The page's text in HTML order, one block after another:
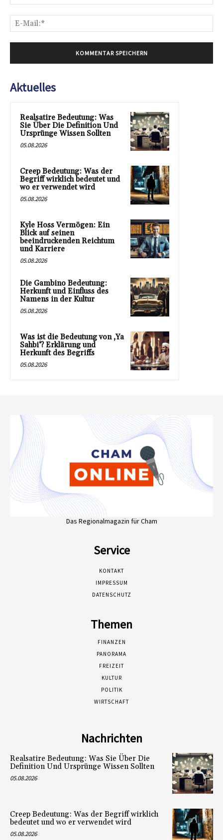
Aktuelles
Realsatire Bedeutung: Was
Sie Über Die Definition Und
Ursprünge Wissen Sollten
05.08.2026
Creep Bedeutung: Was der
Begriff wirklich bedeutet und
wo er verwendet wird
05.08.2026
Kyle Hoss Vermögen: Ein
Blick auf seinen
beeindruckenden Reichtum
und Karriere
05.08.2026
Die Gambino Bedeutung:
Herkunft und Einfluss des
Namens in der Kultur
05.08.2026
Was ist die Bedeutung von ‚Ya
Sahbi‘? Erklärung und
Herkunft des Begriffs
05.08.2026
Das Regionalmagazin für Cham
Service
KONTAKT
IMPRESSUM
DATENSCHUTZ
Themen
FINANZEN
PANORAMA
FREIZEIT
KULTUR
POLITIK
WIRTSCHAFT
Nachrichten
Realsatire Bedeutung: Was Sie Über Die
Definition Und Ursprünge Wissen Sollten
05.08.2026
Creep Bedeutung: Was der Begriff wirklich
bedeutet und wo er verwendet wird
05.08.2026